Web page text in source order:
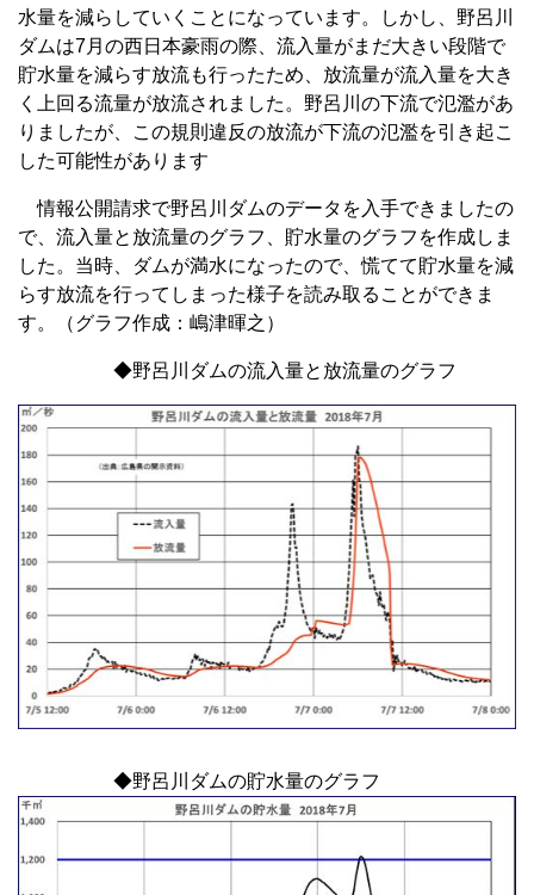
水量を減らしていくことになっています。しかし、野呂川
ダムは7月の西日本豪雨の際、流入量がまだ大きい段階で
貯水量を減らす放流も行ったため、放流量が流入量を大き
く上回る流量が放流されました。野呂川の下流で氾濫があ
りましたが、この規則違反の放流が下流の氾濫を引き起こ
した可能性があります
情報公開請求で野呂川ダムのデータを入手できましたの
で、流入量と放流量のグラフ、貯水量のグラフを作成しま
した。当時、ダムが満水になったので、慌てて貯水量を減
らす放流を行ってしまった様子を読み取ることができま
す。（グラフ作成：嶋津暉之）
◆野呂川ダムの流入量と放流量のグラフ
◆野呂川ダムの貯水量のグラフ